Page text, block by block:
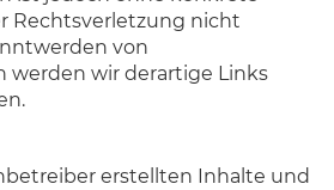
Rechtsverletzung nicht
von
werden wir derartige Links
erstellten Inhalte und